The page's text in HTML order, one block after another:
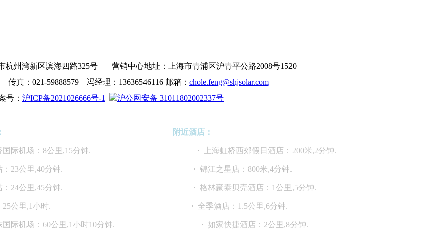
杭州湾新区滨海四路325号 营销中心地址：上海市青浦区沪青平公路2008号1520
传真：021-59888579 冯经理：13636546116 邮箱： chole.feng@shjsolar.com
号： 沪ICP备2021026666号-1 沪公网安备 31011802002337号
附近酒店：
虹桥国际机场：8公里,15分钟. · 上海虹桥西郊假日酒店：200米,2分钟.
南站：23公里,40分钟. · 锦江之星店：800米,4分钟.
西站：24公里,45分钟. · 格林豪泰贝壳酒店：1公里,5分钟.
站：25公里,1小时. · 全季酒店：1.5公里,6分钟.
东国际机场：60公里,1小时10分钟. · 如家快捷酒店：2公里,8分钟.